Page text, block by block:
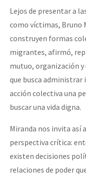
Lejos de presentar a
como víctimas, Bruno
construyen formas
migrantes, afirmó,
mutuo, organización
que busca administrar
acción colectiva una
buscar una vida digna.
Miranda nos invita así
perspectiva crítica:
existen decisiones
relaciones de poder